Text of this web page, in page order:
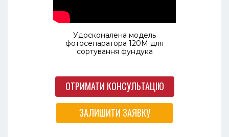
Удосконалена модель
фотосепаратора 120М для
сортування фундука
ОТРИМАТИ КОНСУЛЬТАЦІЮ
ЗАЛИШИТИ ЗАЯВКУ